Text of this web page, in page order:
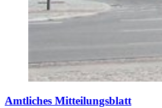
Amtliches Mitteilungsblatt